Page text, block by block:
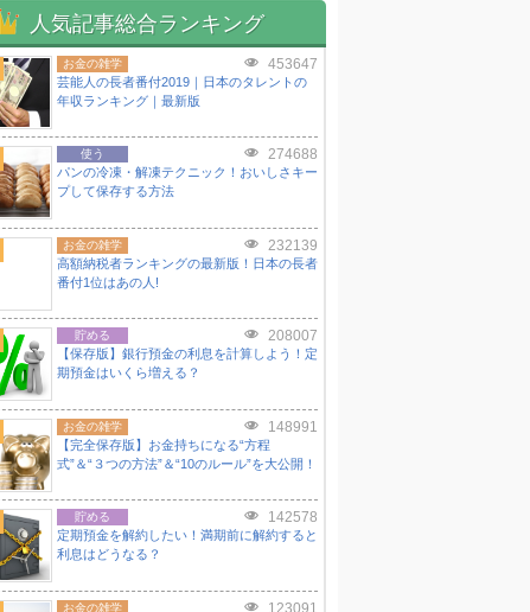
人気記事総合ランキング
お金の雑学 453647
芸能人の長者番付2019｜日本のタレントの
年収ランキング｜最新版
使う 274688
パンの冷凍・解凍テクニック！おいしさキー
プして保存する方法
お金の雑学 232139
高額納税者ランキングの最新版！日本の長者
番付1位はあの人!
貯める 208007
【保存版】銀行預金の利息を計算しよう！定
期預金はいくら増える？
お金の雑学 148991
【完全保存版】お金持ちになる“方程
式”＆“３つの方法”＆“10のルール”を大公開！
貯める 142578
定期預金を解約したい！満期前に解約すると
利息はどうなる？
お金の雑学 123091